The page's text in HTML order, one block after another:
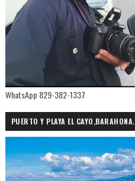
WhatsApp 829-382-1337
PUERTO Y PLAYA EL CAYO,BARAHONA.